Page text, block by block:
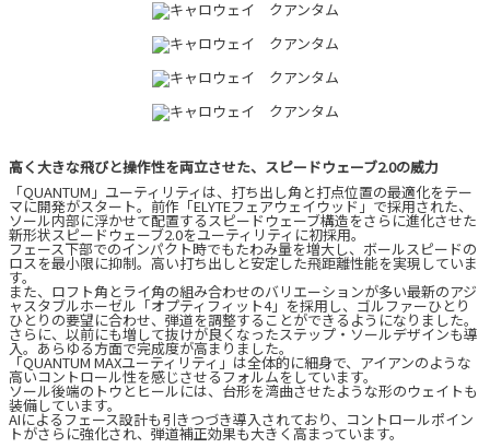
高く大きな飛びと操作性を両立させた、スピードウェーブ2.0の威力
「QUANTUM」ユーティリティは、打ち出し角と打点位置の最適化をテー
マに開発がスタート。前作「ELYTEフェアウェイウッド」で採用された、
ソール内部に浮かせて配置するスピードウェーブ構造をさらに進化させた
新形状スピードウェーブ2.0をユーティリティに初採用。
フェース下部でのインパクト時でもたわみ量を増大し、ボールスピードの
ロスを最小限に抑制。高い打ち出しと安定した飛距離性能を実現していま
す。
また、ロフト角とライ角の組み合わせのバリエーションが多い最新のアジ
ャスタブルホーゼル「オプティフィット4」を採用し、ゴルファーひとり
ひとりの要望に合わせ、弾道を調整することができるようになりました。
さらに、以前にも増して抜けが良くなったステップ・ソールデザインも導
入。あらゆる方面で完成度が高まりました。
「QUANTUM MAXユーティリティ」は全体的に細身で、アイアンのような
高いコントロール性を感じさせるフォルムをしています。
ソール後端のトウとヒールには、台形を湾曲させたような形のウェイトも
装備しています。
AIによるフェース設計も引きつづき導入されており、コントロールポイン
トがさらに強化され、弾道補正効果も大きく高まっています。